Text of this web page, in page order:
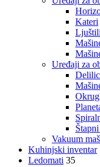
Kateri
Uređaji za
Vakuum
Kuhinjski inventar
Ledomati 35